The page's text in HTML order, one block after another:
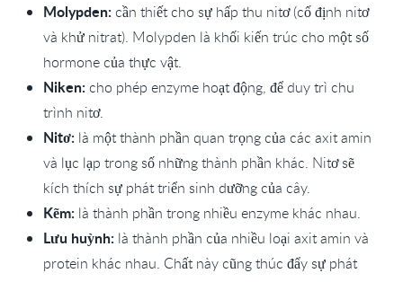
Molypden: cần thiết cho sự hấp thu nitơ (cố định nitơ
và khử nitrat). Molypden là khối kiến trúc cho một số
hormone của thực vật.
Niken: cho phép enzyme hoạt động, để duy trì chu
trình nitơ.
Nitơ: là một thành phần quan trọng của các axit amin
và lục lạp trong số những thành phần khác. Nitơ sẽ
kích thích sự phát triển sinh dưỡng của cây.
Kẽm: là thành phần trong nhiều enzyme khác nhau.
Lưu huỳnh: là thành phần của nhiều loại axit amin và
protein khác nhau. Chất này cũng thúc đẩy sự phát